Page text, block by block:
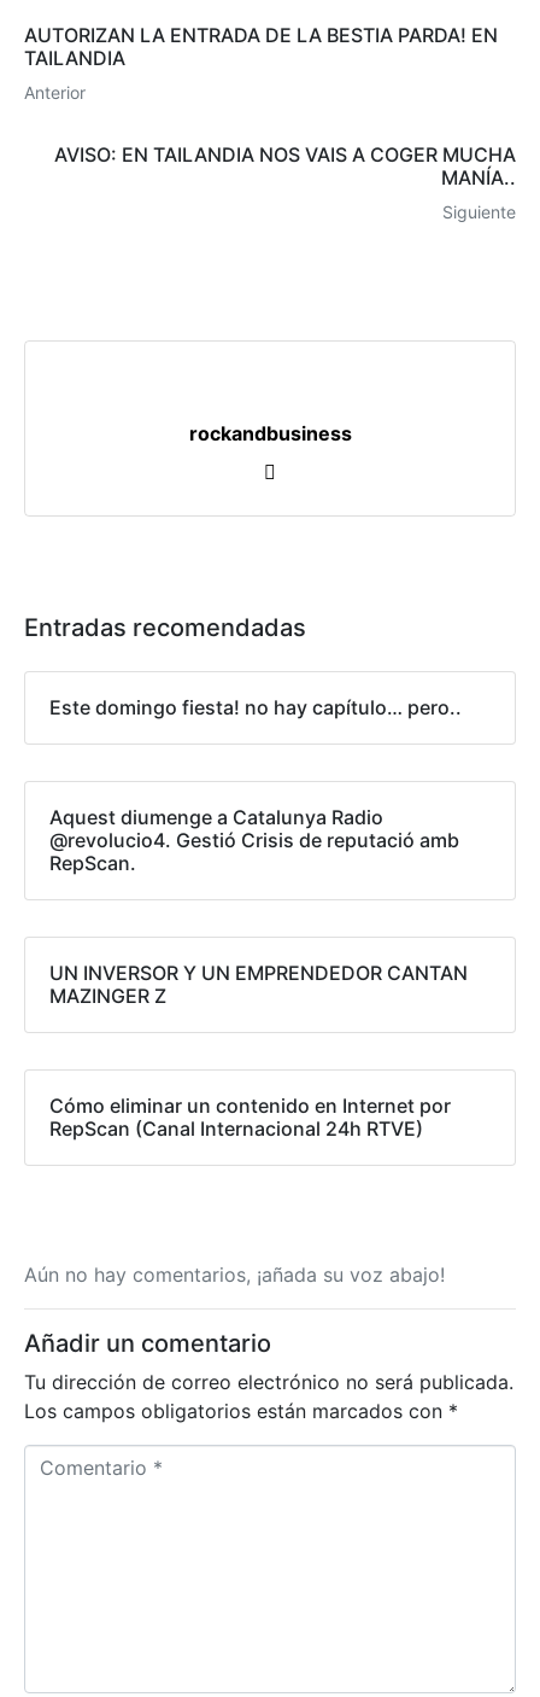
AUTORIZAN LA ENTRADA DE LA BESTIA PARDA! EN
TAILANDIA
Anterior
AVISO: EN TAILANDIA NOS VAIS A COGER MUCHA
MANÍA..
Siguiente
rockandbusiness
Entradas recomendadas
Este domingo fiesta! no hay capítulo… pero..
Aquest diumenge a Catalunya Radio
@revolucio4. Gestió Crisis de reputació amb
RepScan.
UN INVERSOR Y UN EMPRENDEDOR CANTAN
MAZINGER Z
Cómo eliminar un contenido en Internet por
RepScan (Canal Internacional 24h RTVE)
Aún no hay comentarios, ¡añada su voz abajo!
Añadir un comentario
Tu dirección de correo electrónico no será publicada.
Los campos obligatorios están marcados con *
i